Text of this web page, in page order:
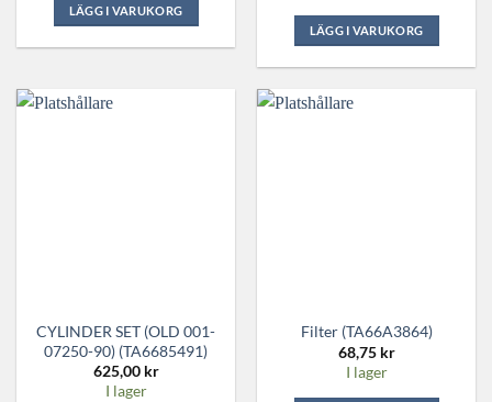
LÄGG I VARUKORG
LÄGG I VARUKORG
CYLINDER SET (OLD 001-
07250-90) (TA6685491)
625,00 kr
I lager
Filter (TA66A3864)
68,75 kr
I lager